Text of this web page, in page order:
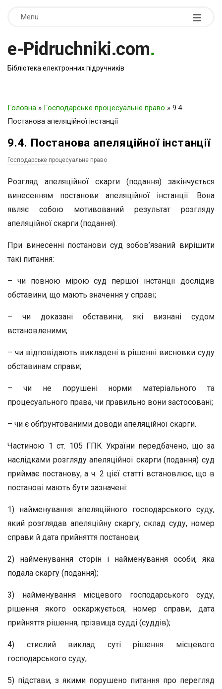
Menu
e-Pidruchniki.com.
Бібліотека електронних підручників
Головна » Господарське процесуальне право » 9.4.
Постанова апеляційної інстанції
9.4. Постанова апеляційної інстанції
Господарське процесуальне право
Розгляд апеляційної скарги (подання) закінчується
винесенням постанови апеляційної інстанції. Вона
являє собою мотивований результат розгляду
апеляційної скарги (подання).
При винесенні постанови суд зобов’язаний вирішити
такі питання:
– чи повною мірою суд першої інстанції дослідив
обставини, що мають значення у справі;
– чи доказані обставини, які визнані судом
встановленими;
– чи відповідають викладені в рішенні висновки суду
обставинам справи;
– чи не порушені норми матеріального та
процесуального права, чи правильно вони застосовані;
– чи є обґрунтованими доводи апеляційної скарги.
Частиною 1 ст. 105 ГПК України передбачено, що за
наслідками розгляду апеляційної скарги (подання) суд
приймає постанову, а ч. 2 цієї статті встановлює, що в
постанові мають бути зазначені:
1) найменування апеляційного господарського суду,
який розглядав апеляційну скаргу, склад суду, номер
справи й дата прийняття постанови;
2) найменування сторін і найменування особи, яка
подала скаргу (подання);
3) найменування місцевого господарського суду,
рішення якого оскаржується, номер справи, дата
прийняття рішення, прізвища судді (суддів);
4) стислий виклад суті рішення місцевого
господарського суду;
5) підстави, з якими порушено питання про перегляд